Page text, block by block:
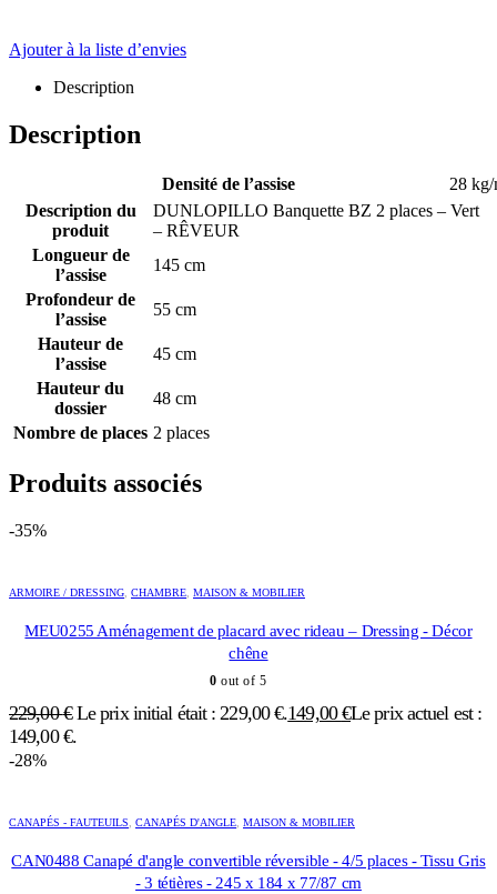
Ajouter à la liste d’envies
Description
Description
Densité de l’assise
28 kg/
Description du
produit
DUNLOPILLO Banquette BZ 2 places – Vert
– RÊVEUR
Longueur de
l’assise
145 cm
Profondeur de
l’assise
55 cm
Hauteur de
l’assise
45 cm
Hauteur du
dossier
48 cm
Nombre de places 2 places
Produits associés
-35%
ARMOIRE / DRESSING, CHAMBRE, MAISON & MOBILIER
MEU0255 Aménagement de placard avec rideau – Dressing - Décor
chêne
0 out of 5
229,00€ Le prix initial était : 229,00 €.149,00€Le prix actuel est :
149,00 €.
-28%
CANAPÉS - FAUTEUILS, CANAPÉS D'ANGLE, MAISON & MOBILIER
CAN0488 Canapé d'angle convertible réversible - 4/5 places - Tissu Gris
- 3 tétières - 245 x 184 x 77/87 cm